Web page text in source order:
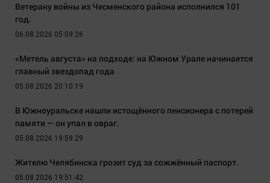
Ветерану войны из Чесменского района исполнился 101
год.
06.08.2026 05:09:26
«Метель августа» на подходе: на Южном Урале начинается
главный звездопад года
05.08.2026 20:10:19
В Южноуральске нашли истощённого пенсионера с потерей
памяти — он упал в овраг.
05.08.2026 19:59:29
Жителю Челябинска грозит суд за сожжённый паспорт.
05.08.2026 19:51:42